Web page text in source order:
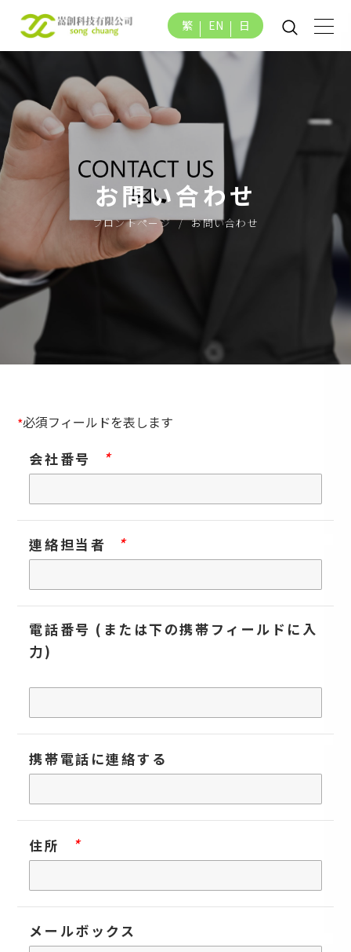
繁 EN 日
お問い合わせ
フロントページ お問い合わせ
*必須フィールドを表します
会社番号 *
連絡担当者 *
電話番号 (または下の携帯フィールドに入
力)
携帯電話に連絡する
住所 *
メールボックス